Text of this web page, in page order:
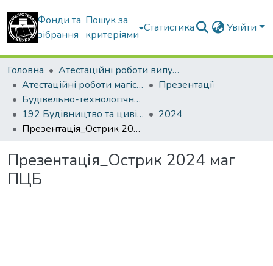
Фонди та
зібрання
Пошук за
критеріями
Статистика Увійти
Головна
Атестаційні роботи випускників
Атестаційні роботи магістрів
Презентації
Будівельно-технологічний факультет
192 Будівництво та цивільна інженерія. Технології будівельних конструкцій, виробів і матеріалів
2024
Презентація_Острик 2024 маг ПЦБ
Презентація_Острик 2024 маг
ПЦБ